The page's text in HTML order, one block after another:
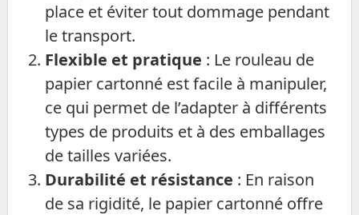
place et éviter tout dommage pendant
le transport.
Flexible et pratique : Le rouleau de
papier cartonné est facile à manipuler,
ce qui permet de l’adapter à différents
types de produits et à des emballages
de tailles variées.
Durabilité et résistance : En raison
de sa rigidité, le papier cartonné offre